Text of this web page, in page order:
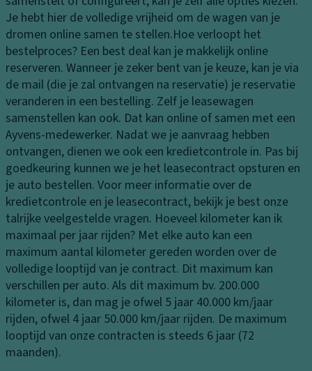
K
o
pl
a
m
p
e
n
K
o
pl
a
m
p
b
e
di
e
ni
n
g
a
n
d
e
n
L
a
k
H
a
n
d
s
c
h
o
e
n
k
a
st
ct
ie
c
o
n
tr
ol
e
T
ra
n
s
m
is
si
e
S
t
a
bi
lit
Je hebt hier de volledige vrijheid om de wagen van je
dromen online samen te stellen.Hoe verloopt het
bestelproces? Een best deal kan je makkelijk online
reserveren. Wanneer je zeker bent van je keuze, kan je via
de mail (die je zal ontvangen na reservatie) je reservatie
veranderen in een bestelling. Zelf je leasewagen
samenstellen kan ook. Dat kan online of samen met een
Ayvens-medewerker. Nadat we je aanvraag hebben
ontvangen, dienen we ook een kredietcontrole in. Pas bij
goedkeuring kunnen we je het leasecontract opsturen en
je auto bestellen. Voor meer informatie over de
kredietcontrole en je leasecontract, bekijk je best onze
talrijke veelgestelde vragen. Hoeveel kilometer kan ik
maximaal per jaar rijden? Met elke auto kan een
maximum aantal kilometer gereden worden over de
volledige looptijd van je contract. Dit maximum kan
verschillen per auto. Als dit maximum bv. 200.000
kilometer is, dan mag je ofwel 5 jaar 40.000 km/jaar
rijden, ofwel 4 jaar 50.000 km/jaar rijden. De maximum
looptijd van onze contracten is steeds 6 jaar (72
maanden).